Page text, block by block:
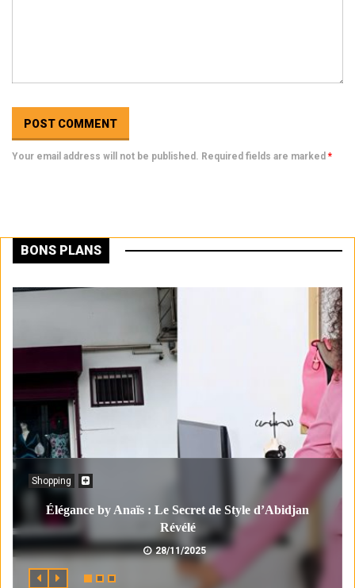
Your email address will not be published. Required fields are marked *
BONS PLANS
Shopping
Élégance by Anaïs : Le Secret de Style d’Abidjan
Révélé
28/11/2025